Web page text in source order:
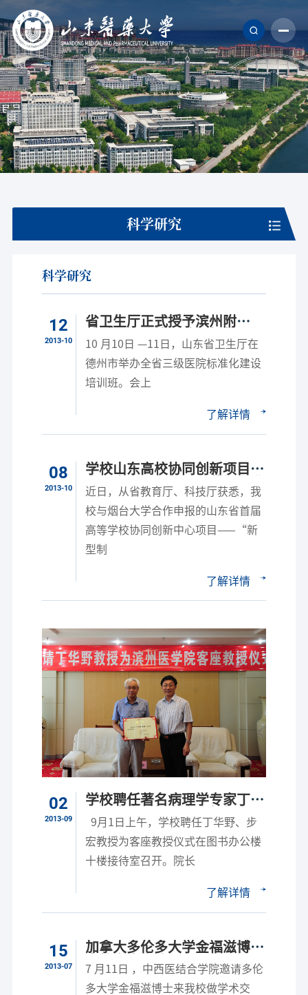
科学研究
科学研究
12
2013-10
省卫生厅正式授予滨州附
院“三级甲等医院”标牌
10 月10日 —11日，山东省卫生厅在
德州市举办全省三级医院标准化建设
培训班。会上
了解详情
08
2013-10
学校山东高校协同创新项目和
山东省自主创新项目获得批准
近日，从省教育厅、科技厅获悉，我
校与烟台大学合作申报的山东省首届
高等学校协同创新中心项目——“新
型制
了解详情
02
2013-09
学校聘任著名病理学专家丁华
野、步宏教授为客座教授
宏教授为客座教授仪式在图书办公楼
十楼接待室召开。院长
了解详情
15
2013-07
加拿大多伦多大学金福滋博士
来校学术交流
7 月11日 ，中西医结合学院邀请多伦
多大学金福滋博士来我校做学术交